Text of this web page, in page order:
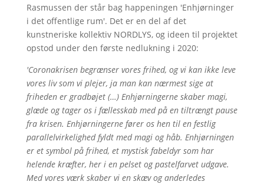
Rasmussen der står bag happeningen 'Enhjørninger
i det offentlige rum'. Det er en del af det
kunstneriske kollektiv NORDLYS, og ideen til projektet
opstod under den første nedlukning i 2020:
'Coronakrisen begrænser vores frihed, og vi kan ikke leve
vores liv som vi plejer, ja man kan nærmest sige at
friheden er gradbøjet (…) Enhjørningerne skaber magi,
glæde og tager os i fællesskab med på en tiltrængt pause
fra krisen. Enhjørningerne fører os hen til en festlig
parallelvirkelighed fyldt med magi og håb. Enhjørningen
er et symbol på frihed, et mystisk fabeldyr som har
helende kræfter, her i en pelset og pastelfarvet udgave.
Med vores værk skaber vi en skæv og anderledes